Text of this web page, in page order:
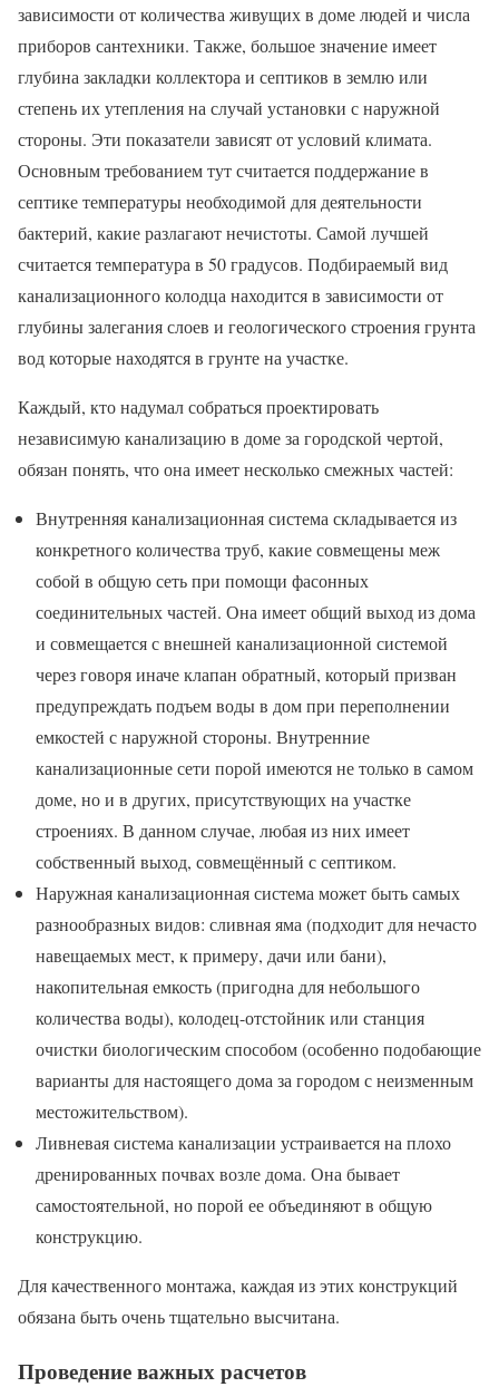
зависимости от количества живущих в доме людей и числа
приборов сантехники. Также, большое значение имеет
глубина закладки коллектора и септиков в землю или
степень их утепления на случай установки с наружной
стороны. Эти показатели зависят от условий климата.
Основным требованием тут считается поддержание в
септике температуры необходимой для деятельности
бактерий, какие разлагают нечистоты. Самой лучшей
считается температура в 50 градусов. Подбираемый вид
канализационного колодца находится в зависимости от
глубины залегания слоев и геологического строения грунта
вод которые находятся в грунте на участке.
Каждый, кто надумал собраться проектировать
независимую канализацию в доме за городской чертой,
обязан понять, что она имеет несколько смежных частей:
Внутренняя канализационная система складывается из
конкретного количества труб, какие совмещены меж
собой в общую сеть при помощи фасонных
соединительных частей. Она имеет общий выход из дома
и совмещается с внешней канализационной системой
через говоря иначе клапан обратный, который призван
предупреждать подъем воды в дом при переполнении
емкостей с наружной стороны. Внутренние
канализационные сети порой имеются не только в самом
доме, но и в других, присутствующих на участке
строениях. В данном случае, любая из них имеет
собственный выход, совмещённый с септиком.
Наружная канализационная система может быть самых
разнообразных видов: сливная яма (подходит для нечасто
навещаемых мест, к примеру, дачи или бани),
накопительная емкость (пригодна для небольшого
количества воды), колодец-отстойник или станция
очистки биологическим способом (особенно подобающие
варианты для настоящего дома за городом с неизменным
местожительством).
Ливневая система канализации устраивается на плохо
дренированных почвах возле дома. Она бывает
самостоятельной, но порой ее объединяют в общую
конструкцию.
Для качественного монтажа, каждая из этих конструкций
обязана быть очень тщательно высчитана.
Проведение важных расчетов